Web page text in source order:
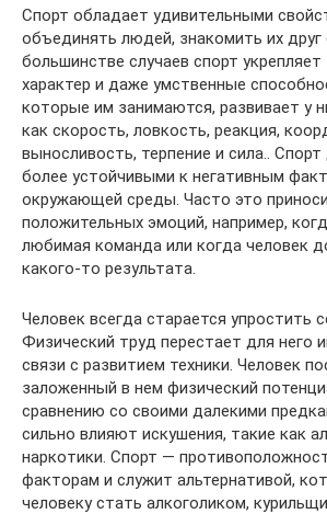
Спорт обладает удивительными
объединять людей, знакомить их друг
большинстве случаев спорт укрепляет
характер и даже умственные
которые им занимаются, развивает у
как скорость, ловкость, реакция,
выносливость, терпение и сила..
более устойчивыми к негативным
окружающей среды. Часто это
положительных эмоций, например,
любимая команда или когда человек
какого-то результата.
Человек всегда старается упростить
Физический труд перестает для него
связи с развитием техники. Человек
заложенный в нем физический
сравнению со своими далекими
сильно влияют искушения, такие как
наркотики. Спорт —
факторам и служит альтернативой,
человеку стать алкоголиком,